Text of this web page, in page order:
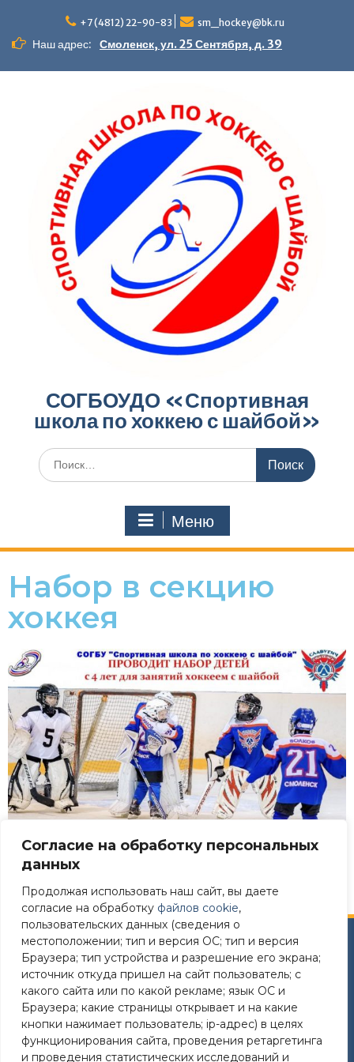
Согласие на обработку персональных
данных
Продолжая использовать наш сайт, вы даете
согласие на обработку файлов cookie,
пользовательских данных (сведения о
местоположении; тип и версия ОС; тип и версия
Браузера; тип устройства и разрешение его экрана;
источник откуда пришел на сайт пользователь; с
какого сайта или по какой рекламе; язык ОС и
Браузера; какие страницы открывает и на какие
кнопки нажимает пользователь; ip-адрес) в целях
функционирования сайта, проведения ретаргетинга
и проведения статистических исследований и
+7 (4812) 22-90-83 sm_hockey@bk.ru
Наш адрес: Смоленск, ул. 25 Сентября, д. 39
СОГБОУДО «‎Спортивная
школа по хоккею с шайбой»‎
Меню
Набор в секцию
хоккея
Сайт разработан в соответствии
с требованиями Постановления Правительства РФ №
582 от 11.12.2018
Требования к структуре официального сайта
образовательной организации в ИТС «Интернет»
и формату представления на нем информации»